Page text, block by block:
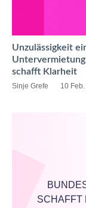
Unzulässigkeit
schafft Klarheit
Sinje Grefe 10
SCHAFFT